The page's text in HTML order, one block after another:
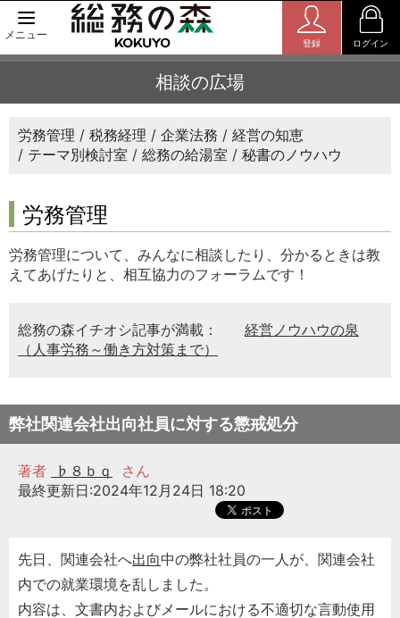
メニュー
登録 ログイン
相談の広場
労務管理 税務経理 企業法務
経営の知恵
テーマ別検討室
総務の給湯室 秘書のノウハウ
労務管理
労務管理について、みんなに相談したり、分かるときは教
えてあげたりと、相互協力のフォーラムです！
総務の森イチオシ記事が満載：
経営ノウハウの泉
（人事労務～働き方対策まで）
弊社関連会社出向社員に対する懲戒処分
著者 ♭８ｂｑ
さん
最終更新日:2024年12月24日 18:20
先日、関連会社へ出向中の弊社社員の一人が、関連会社
内での就業環境を乱しました。
内容は、文書内およびメールにおける不適切な言動使用